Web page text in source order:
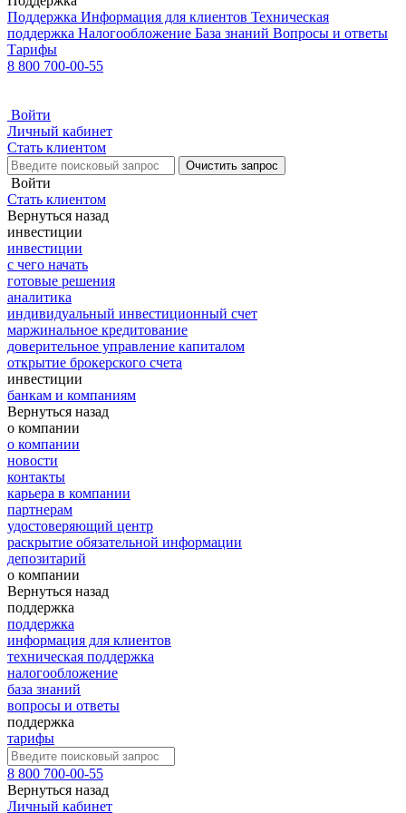
Поддержка Информация для клиентов Техническая
поддержка Налогообложение База знаний Вопросы и ответы
Тарифы
8 800 700-00-55
Войти
Личный кабинет
Стать клиентом
Очистить запрос
Войти
Стать клиентом
Вернуться назад
инвестиции
инвестиции
с чего начать
готовые решения
аналитика
индивидуальный инвестиционный счет
маржинальное кредитование
доверительное управление капиталом
открытие брокерского счета
инвестиции
банкам и компаниям
Вернуться назад
о компании
о компании
новости
контакты
карьера в компании
партнерам
удостоверяющий центр
раскрытие обязательной информации
депозитарий
о компании
Вернуться назад
поддержка
поддержка
информация для клиентов
техническая поддержка
налогообложение
база знаний
вопросы и ответы
поддержка
тарифы
8 800 700-00-55
Вернуться назад
Личный кабинет